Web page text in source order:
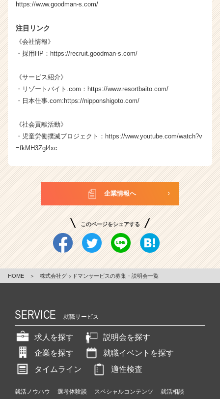
https://www.goodman-s.com/
注目リンク
《会社情報》
・採用HP： https://recruit.goodman-s.com/
《サービス紹介》
・リゾートバイト.com： https://www.resortbaito.com/
・日本仕事.com: https://nipponshigoto.com/
《社会貢献活動》
・児童労働撲滅プロジェクト： https://www.youtube.com/watch?v
=fkMH3Zgl4xc
企業情報へ
このページをシェアする
HOME ＞ 株式会社グッドマンサービスの募集・説明会一覧
SERVICE 就職サービス
求人を探す
説明会を探す
企業を探す
就職イベントを探す
タイムライン
適性検査
就活ノウハウ 選考体験談 スペシャルコンテンツ
就活相談